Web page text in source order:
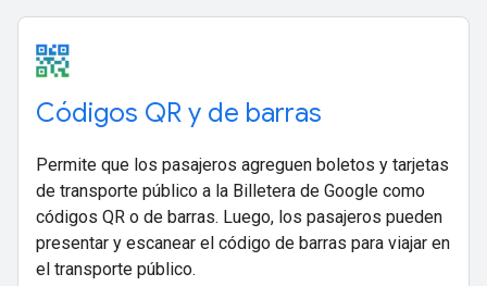
Códigos QR y de barras
Permite que los pasajeros agreguen boletos y tarjetas
de transporte público a la Billetera de Google como
códigos QR o de barras. Luego, los pasajeros pueden
presentar y escanear el código de barras para viajar en
el transporte público.